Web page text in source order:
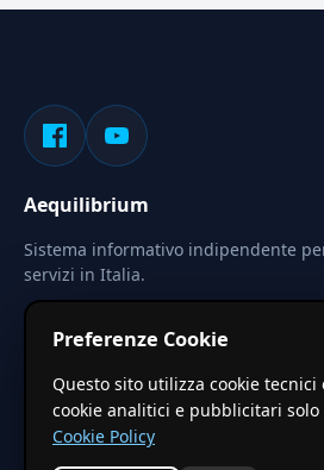
Aequilibrium
Sistema informativo indipendente
servizi in Italia.
Le stime pubblicate sono calcolate
territoriali regionali applicati a valori
costituiscono preventivo ufficiale.
Preferenze Cookie
Questo sito utilizza cookie
cookie analitici e pubblicitari solo
Cookie Policy